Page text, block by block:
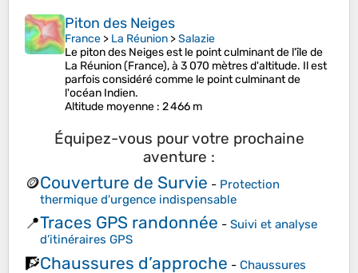
Piton des Neiges
France > La Réunion >Salazie
Le piton des Neiges est le point culminant de l'île de
La Réunion (France), à 3 070 mètres d'altitude. Il est
parfois considéré comme le point culminant de
l'océan Indien.
Altitude moyenne : 2 466 m
Équipez-vous pour votre prochaine
aventure :
🪙Couverture de Survie - Protection
thermique d'urgence indispensable
📍Traces GPS randonnée - Suivi et analyse
d’itinéraires GPS
🧗Chaussures d’approche - Chaussures